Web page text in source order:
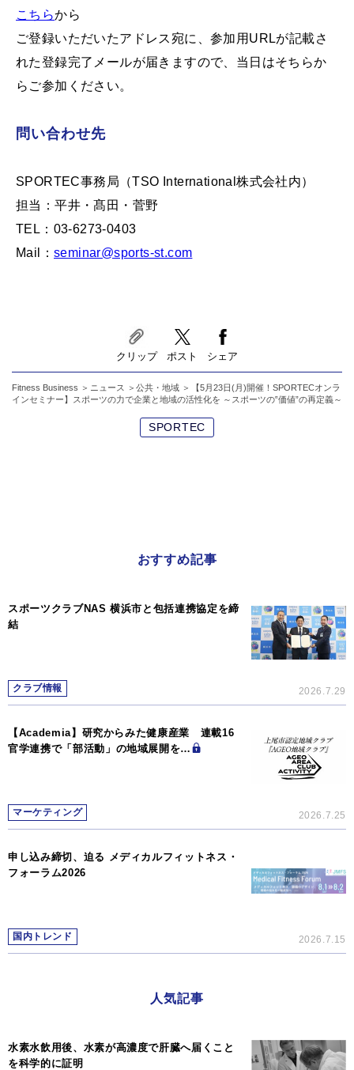
こちらから
ご登録いただいたアドレス宛に、参加用URLが記載さ
れた登録完了メールが届きますので、当日はそちらか
らご参加ください。
問い合わせ先
SPORTEC事務局（TSO International株式会社内）
担当：平井・髙田・菅野
TEL：03-6273-0403
Mail： seminar@sports-st.com
クリップ ポスト シェア
Fitness Business ニュース 公共・地域
【5月23日(月)開催！SPORTECオンラ
インセミナー】スポーツの力で企業と地域の活性化を ～スポーツの‟価値”の再定義～
SPORTEC
おすすめ記事
スポーツクラブNAS 横浜市と包括連携協定を締
結
クラブ情報 2026.7.29
【Academia】研究からみた健康産業 連載16
官学連携で「部活動」の地域展開を…
マーケティング 2026.7.25
申し込み締切、迫る メディカルフィットネス・
フォーラム2026
国内トレンド 2026.7.15
人気記事
水素水飲用後、水素が高濃度で肝臓へ届くこと
を科学的に証明